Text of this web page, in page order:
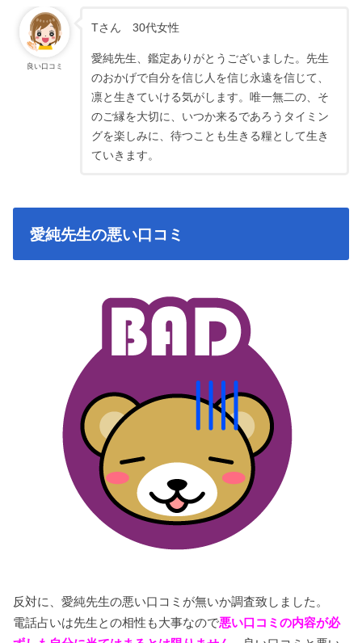
良い口コミ
Tさん 30代女性
愛純先生、鑑定ありがとうございました。先生
のおかげで自分を信じ人を信じ永遠を信じて、
凛と生きていける気がします。唯一無二の、そ
のご縁を大切に、いつか来るであろうタイミン
グを楽しみに、待つことも生きる糧として生き
ていきます。
愛純先生の悪い口コミ
反対に、愛純先生の悪い口コミが無いか調査致しました。
電話占いは先生との相性も大事なので悪い口コミの内容が必